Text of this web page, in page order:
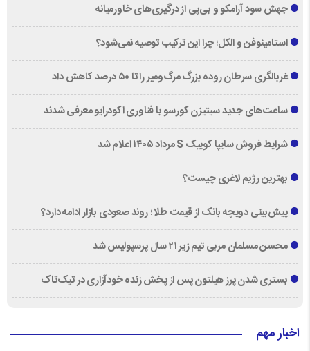
جهش سود آرامکو و بی‌پی از درگیری‌های خاورمیانه
استامینوفن و الکل؛ چرا این ترکیب توصیه نمی‌شود؟
غربالگری سرطان روده بزرگ مرگ‌ومیر را تا ۵۰ درصد کاهش داد
ساعت‌های جدید سیتیزن کورسو با فناوری اکودرایو معرفی شدند
شرایط فروش سایپا کوییک S مرداد ۱۴۰۵ اعلام شد
بهترین رژیم لاغری چیست؟
پیش‌بینی دویچه‌ بانک از قیمت طلا ؛ روند صعودی بازار ادامه دارد؟
محسن مسلمان مربی تیم زیر ۲۱ سال پرسپولیس شد
بستری شدن پرز هیلتون پس از پخش زنده خودآزاری در تیک‌تاک
اخبار مهم